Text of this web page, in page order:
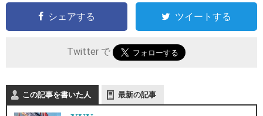
シェアする ツイートする
Twitter で
この記事を書いた人 最新の記事